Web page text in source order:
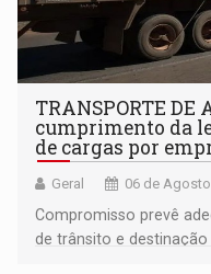
TRANSPORTE DE
cumprimento da
de cargas por
Geral 06 de
Compromisso prevê
de trânsito e